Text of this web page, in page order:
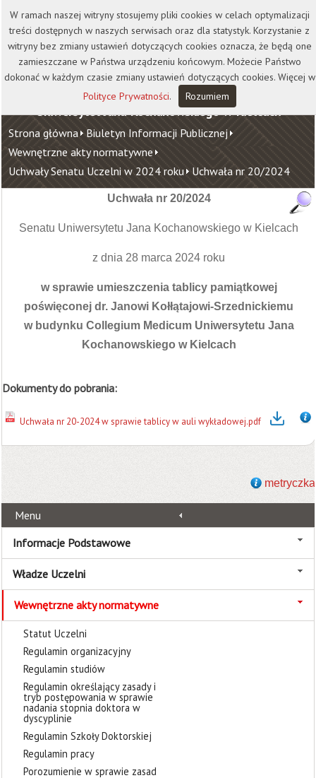
Kontakt Biblioteka
Wydawnictwo
Wirtualna Uczelnia
Uniwersytet Jana Kochanowskiego w Kielcach
Strona główna Biuletyn Informacji Publicznej
Wewnętrzne akty normatywne
Uchwały Senatu Uczelni w 2024 roku Uchwała nr 20/2024
Uchwała nr 20/2024
Senatu Uniwersytetu Jana Kochanowskiego w Kielcach
z dnia 28 marca 2024 roku
w sprawie umieszczenia tablicy pamiątkowej
poświęconej dr. Janowi Kołłątajowi-Srzednickiemu
w budynku Collegium Medicum Uniwersytetu Jana
Kochanowskiego w Kielcach
Dokumenty do pobrania:
Uchwała nr 20-2024 w sprawie tablicy w auli wykładowej.pdf
metryczka
Menu
Informacje Podstawowe
Władze Uczelni
Wewnętrzne akty normatywne
Statut Uczelni
Regulamin organizacyjny
Regulamin studiów
Regulamin określający zasady i
tryb postępowania w sprawie
nadania stopnia doktora w
dyscyplinie
Regulamin Szkoły Doktorskiej
Regulamin pracy
Porozumienie w sprawie zasad
W ramach naszej witryny stosujemy pliki cookies w celach optymalizacji
treści dostępnych w naszych serwisach oraz dla statystyk. Korzystanie z
witryny bez zmiany ustawień dotyczących cookies oznacza, że będą one
zamieszczane w Państwa urządzeniu końcowym. Możecie Państwo
dokonać w każdym czasie zmiany ustawień dotyczących cookies. Więcej w
Polityce Prywatności. Rozumiem